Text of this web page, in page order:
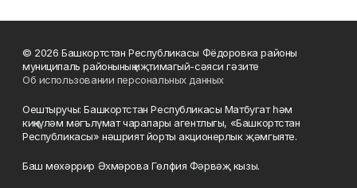
© 2026 Башкортстан Республикасы Фёдоровка районы
муниципаль районының иҗтимагый-сәяси гәзите
Об использовании персональных данных
Оештыручы: Башкортстан Республикасы Матбугат һәм
киңкүләм мәгълүмат чаралары агентлыгы, «Башкортстан
Республикасы» нәшрият йорты акционерлык җәмгыяте.
Баш мөхәррир Әхмәрова Гөлфия Фәрвәҗ кызы.